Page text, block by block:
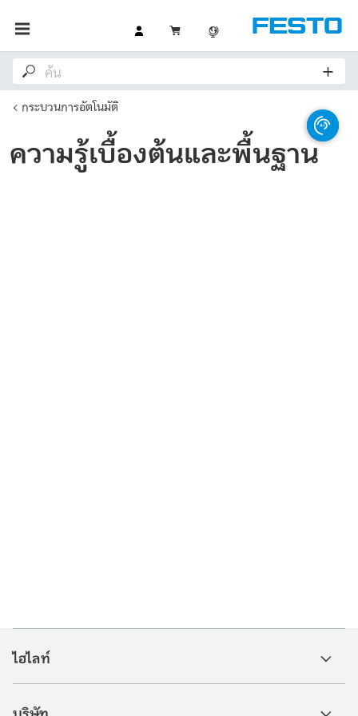
กระบวนการอัตโนมัติ
ความรู้เบื้องต้นและพื้นฐาน
ไฮไลท์